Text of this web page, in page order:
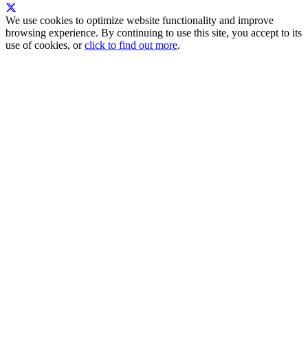
We use cookies to optimize website functionality and improve
browsing experience. By continuing to use this site, you accept to its
use of cookies, orclick to find out more.